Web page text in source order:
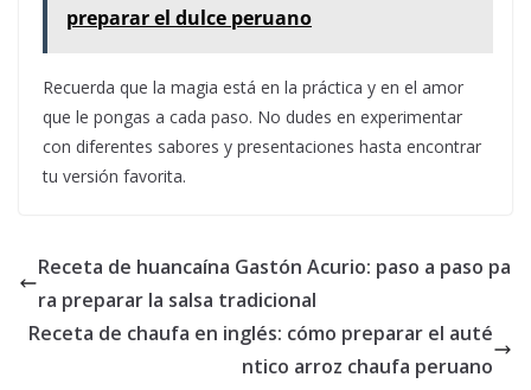
preparar el dulce peruano
Recuerda que la magia está en la práctica y en el amor
que le pongas a cada paso. No dudes en experimentar
con diferentes sabores y presentaciones hasta encontrar
tu versión favorita.
Receta de huancaína Gastón Acurio: paso a paso pa
ra preparar la salsa tradicional
Receta de chaufa en inglés: cómo preparar el auté
ntico arroz chaufa peruano